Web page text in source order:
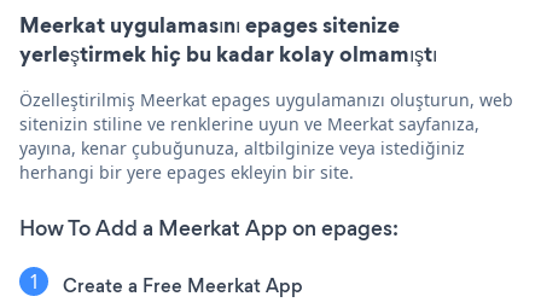
Meerkat uygulamasını epages sitenize
yerleştirmek hiç bu kadar kolay olmamıştı
Özelleştirilmiş Meerkat epages uygulamanızı oluşturun, web
sitenizin stiline ve renklerine uyun ve Meerkat sayfanıza,
yayına, kenar çubuğunuza, altbilginize veya istediğiniz
herhangi bir yere epages ekleyin bir site.
How To Add a Meerkat App on epages:
Create a Free Meerkat App